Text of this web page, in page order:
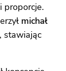
proporcje.
michał
stawiając